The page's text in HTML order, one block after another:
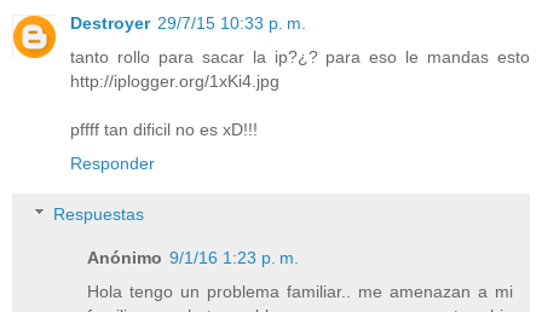
Destroyer 29/7/15 10:33 p. m.
tanto rollo para sacar la ip?¿? para eso le mandas esto
http://iplogger.org/1xKi4.jpg
pffff tan dificil no es xD!!!
Responder
Respuestas
Anónimo 9/1/16 1:23 p. m.
Hola tengo un problema familiar.. me amenazan a mi